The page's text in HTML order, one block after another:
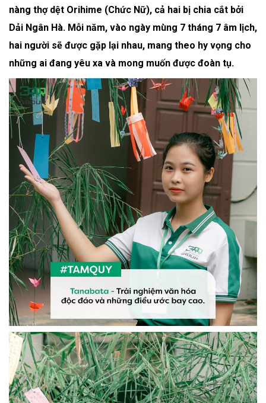
nàng thợ dệt Orihime (Chức Nữ), cả hai bị chia cắt bởi
Dải Ngân Hà. Mỗi năm, vào ngày mùng 7 tháng 7 âm lịch,
hai người sẽ được gặp lại nhau, mang theo hy vọng cho
những ai đang yêu xa và mong muốn được đoàn tụ.